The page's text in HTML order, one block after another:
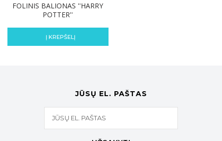
FOLINIS BALIONAS ''HARRY
POTTER''
Į KREPŠELĮ
JŪSŲ EL. PAŠTAS